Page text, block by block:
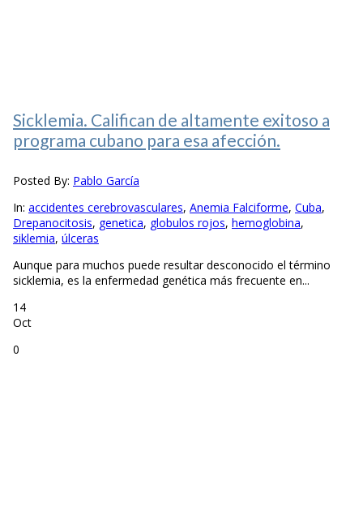
Sicklemia. Califican de altamente exitoso a
programa cubano para esa afección.
Posted By: Pablo García
In: accidentes cerebrovasculares, Anemia Falciforme, Cuba,
Drepanocitosis, genetica, globulos rojos, hemoglobina,
siklemia, úlceras
Aunque para muchos puede resultar desconocido el término
sicklemia, es la enfermedad genética más frecuente en...
14
Oct
0